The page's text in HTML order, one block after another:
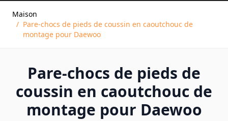
Maison
/ Pare-chocs de pieds de coussin en caoutchouc de
montage pour Daewoo
Pare-chocs de pieds de
coussin en caoutchouc de
montage pour Daewoo